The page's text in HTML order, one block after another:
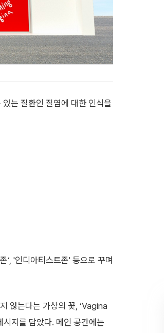
는 질환인 질염에 대한 인식을
‘, '인디아티스트존' 등으로 꾸며
않는다는 가상의 꽃, ‘Vagina
지를 담았다. 메인 공간에는